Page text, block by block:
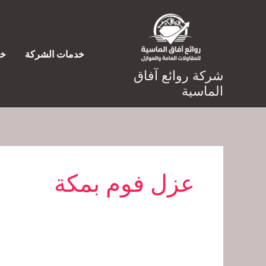
شركة روائع آفاق
الماسية
خدمات الشركة
عزل فوم بمكة